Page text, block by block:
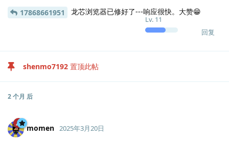
Lv. 11
17868661951 龙芯浏览器已修好了---响应很快。大赞😁
回复
shenmo7192 置顶此帖
2 个月 后
momen 2025年3月20日